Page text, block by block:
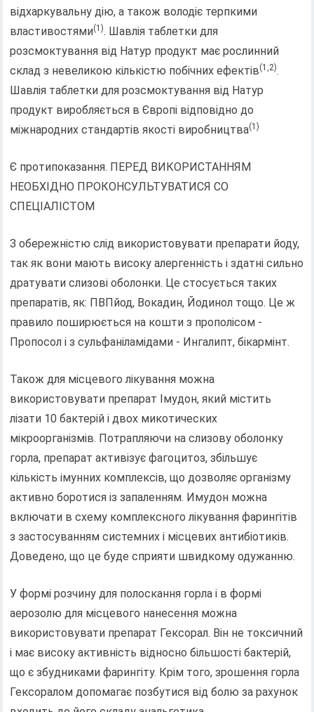
відхаркувальну дію, а також володіє терпкими
властивостями(1). Шавлія таблетки для
розсмоктування від Натур продукт має рослинний
склад з невеликою кількістю побічних ефектів(1,2).
Шавлія таблетки для розсмоктування від Натур
продукт виробляється в Європі відповідно до
міжнародних стандартів якості виробництва(1)
Є протипоказання. ПЕРЕД ВИКОРИСТАННЯМ
НЕОБХІДНО ПРОКОНСУЛЬТУВАТИСЯ СО
СПЕЦІАЛІСТОМ
З обережністю слід використовувати препарати йоду,
так як вони мають високу алергенність і здатні сильно
дратувати слизові оболонки. Це стосується таких
препаратів, як: ПВПйод, Вокадин, Йодинол тощо. Це ж
правило поширюється на кошти з прополісом -
Пропосол і з сульфаніламідами - Ингалипт, бікармінт.
Також для місцевого лікування можна
використовувати препарат Імудон, який містить
лізати 10 бактерій і двох микотических
мікроорганізмів. Потрапляючи на слизову оболонку
горла, препарат активізує фагоцитоз, збільшує
кількість імунних комплексів, що дозволяє організму
активно боротися із запаленням. Имудон можна
включати в схему комплексного лікування фарингітів
з застосуванням системних і місцевих антибіотиків.
Доведено, що це буде сприяти швидкому одужанню.
У формі розчину для полоскання горла і в формі
аерозолю для місцевого нанесення можна
використовувати препарат Гексорал. Він не токсичний
і має високу активність відносно більшості бактерій,
що є збудниками фарингіту. Крім того, зрошення горла
Гексоралом допомагає позбутися від болю за рахунок